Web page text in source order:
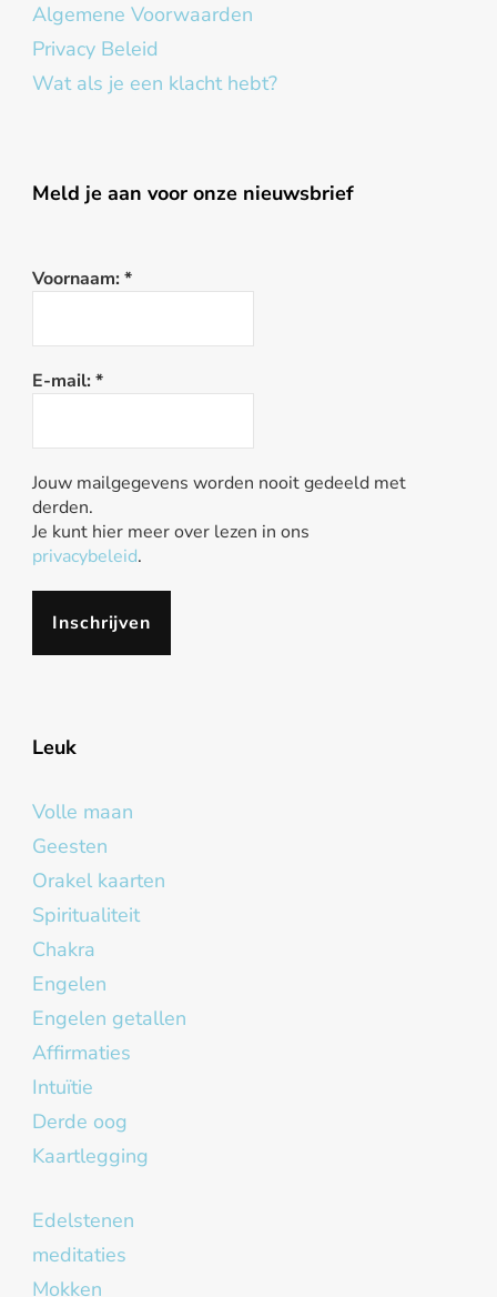
Algemene Voorwaarden
Privacy Beleid
Wat als je een klacht hebt?
Meld je aan voor onze nieuwsbrief
Voornaam: *
E-mail: *
Jouw mailgegevens worden nooit gedeeld met
derden.
Je kunt hier meer over lezen in ons
privacybeleid.
Leuk
Volle maan
Geesten
Orakel kaarten
Spiritualiteit
Chakra
Engelen
Engelen getallen
Affirmaties
Intuïtie
Derde oog
Kaartlegging
Edelstenen
meditaties
Mokken